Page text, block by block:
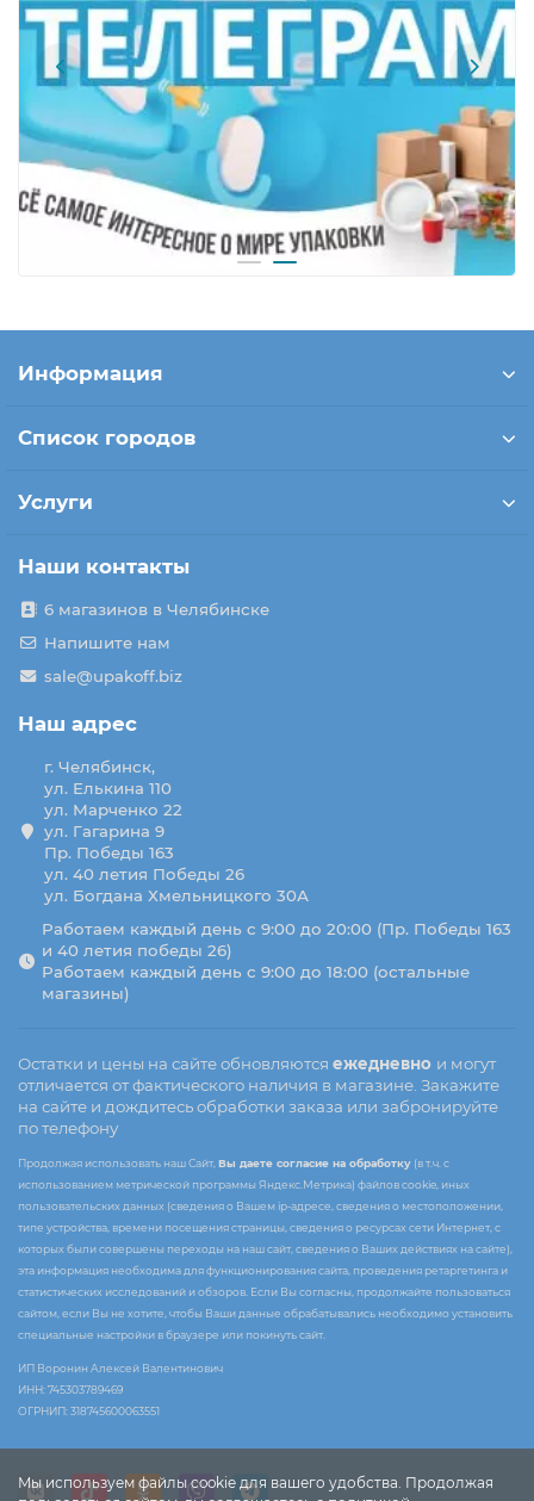
Мы используем файлы cookie для вашего удобства. Продолжая
Информация
Список городов
Услуги
Наши контакты
6 магазинов в Челябинске
Напишите нам
sale@upakoff.biz
Наш адрес
г. Челябинск,
ул. Елькина 110
ул. Марченко 22
ул. Гагарина 9
Пр. Победы 163
ул. 40 летия Победы 26
ул. Богдана Хмельницкого 30А
Работаем каждый день с 9:00 до 20:00 (Пр. Победы 163
и 40 летия победы 26)
Работаем каждый день с 9:00 до 18:00 (остальные
магазины)
Остатки и цены на сайте обновляются ежедневно и могут
отличается от фактического наличия в магазине. Закажите
на сайте и дождитесь обработки заказа или забронируйте
по телефону
Продолжая использовать наш Сайт, Вы даете согласие на обработку (в т.ч. с
использованием метрической программы Яндекс.Метрика) файлов cookie, иных
пользовательских данных (сведения о Вашем ip-адресе, сведения о местоположении,
типе устройства, времени посещения страницы, сведения о ресурсах сети Интернет, с
которых были совершены переходы на наш сайт, сведения о Ваших действиях на сайте),
эта информация необходима для функционирования сайта, проведения ретаргетинга и
статистических исследований и обзоров. Если Вы согласны, продолжайте пользоваться
сайтом, если Вы не хотите, чтобы Ваши данные обрабатывались необходимо установить
специальные настройки в браузере или покинуть сайт.
ИП Воронин Алексей Валентинович
ИНН: 745303789469
ОГРНИП: 318745600063551